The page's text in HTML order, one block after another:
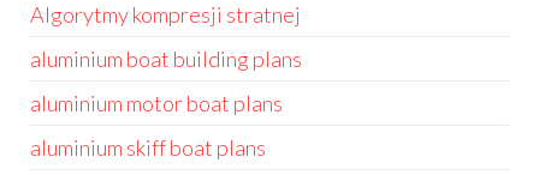
Algorytmy kompresji stratnej
aluminium boat building plans
aluminium motor boat plans
aluminium skiff boat plans